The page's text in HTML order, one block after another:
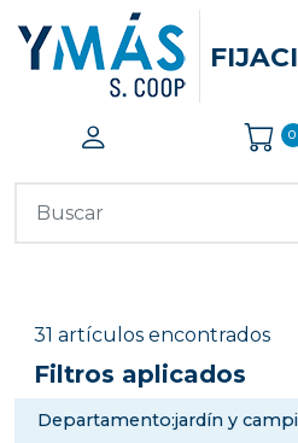
0
31 artículos encontrados
Filtros aplicados
departamento:jardín y